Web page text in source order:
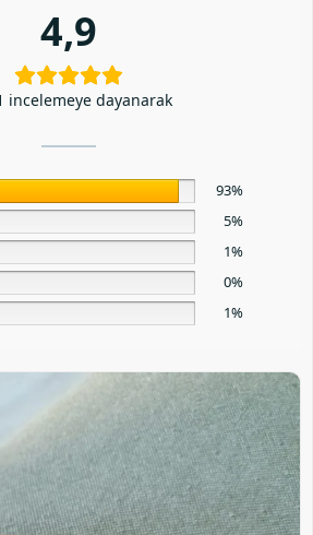
4,9
incelemeye dayanarak
93%
5%
1%
0%
1%